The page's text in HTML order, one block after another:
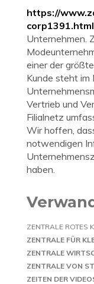
https://
corp1391.html
Unternehmen.
einer der
Kunde steht im
Vertrieb und
Filialnetz
Wir hoffen,
notwendigen
haben.
ZENTRALE ROTES
ZENTRALE FÜR
ZENTRALE
ZENTRALE VON
ZEITEN DER